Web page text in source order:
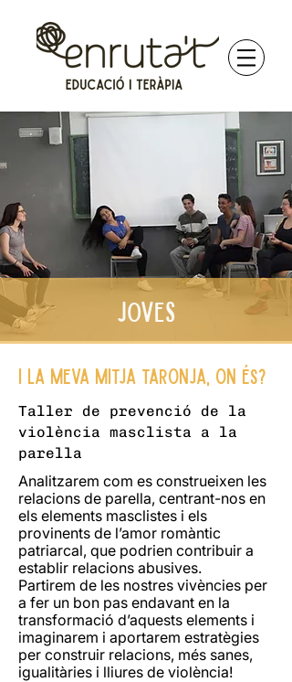
JOVES
I la meva mitja taronja, on és?
Taller de prevenció de la
violència masclista a la
parella
Analitzarem com es construeixen les
relacions de parella, centrant-nos en
els elements masclistes i els
provinents de l’amor romàntic
patriarcal, que podrien contribuir a
establir relacions abusives.
Partirem de les nostres vivències per
a fer un bon pas endavant en la
transformació d’aquests elements i
imaginarem i aportarem estratègies
per construir relacions, més sanes,
igualitàries i lliures de violència!